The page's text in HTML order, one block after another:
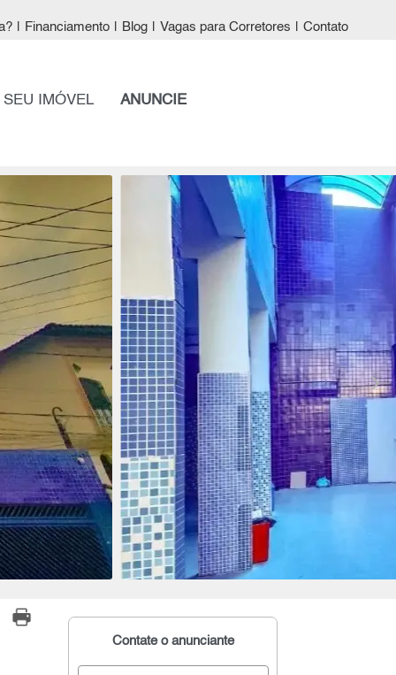
Financiamento Blog Vagas para Corretores Contato
IMÓVEL ANUNCIE
Contate o anunciante